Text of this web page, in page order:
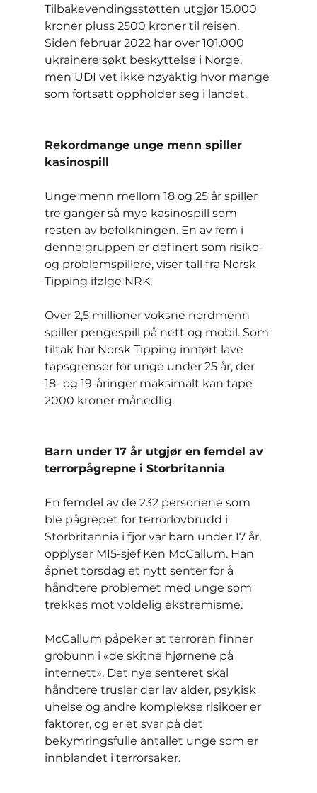
Tilbakevendingsstøtten utgjør 15.000
kroner pluss 2500 kroner til reisen.
Siden februar 2022 har over 101.000
ukrainere søkt beskyttelse i Norge,
men UDI vet ikke nøyaktig hvor mange
som fortsatt oppholder seg i landet.
Rekordmange unge menn spiller
kasinospill
Unge menn mellom 18 og 25 år spiller
tre ganger så mye kasinospill som
resten av befolkningen. En av fem i
denne gruppen er definert som risiko-
og problemspillere, viser tall fra Norsk
Tipping ifølge NRK.
Over 2,5 millioner voksne nordmenn
spiller pengespill på nett og mobil. Som
tiltak har Norsk Tipping innført lave
tapsgrenser for unge under 25 år, der
18- og 19-åringer maksimalt kan tape
2000 kroner månedlig.
Barn under 17 år utgjør en femdel av
terrorpågrepne i Storbritannia
En femdel av de 232 personene som
ble pågrepet for terrorlovbrudd i
Storbritannia i fjor var barn under 17 år,
opplyser MI5-sjef Ken McCallum. Han
åpnet torsdag et nytt senter for å
håndtere problemet med unge som
trekkes mot voldelig ekstremisme.
McCallum påpeker at terroren finner
grobunn i «de skitne hjørnene på
internett». Det nye senteret skal
håndtere trusler der lav alder, psykisk
uhelse og andre komplekse risikoer er
faktorer, og er et svar på det
bekymringsfulle antallet unge som er
innblandet i terrorsaker.